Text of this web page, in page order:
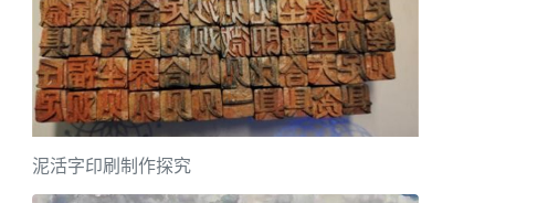
泥活字印刷制作探究